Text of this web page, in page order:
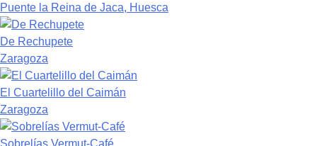
Puente la Reina de Jaca, Huesca
De Rechupete
Zaragoza
El Cuartelillo del Caimán
Zaragoza
Sobrelías Vermut-Café